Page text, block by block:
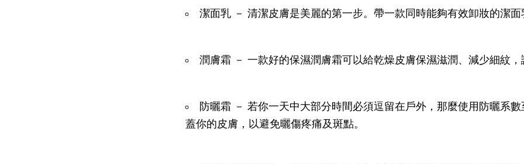
潔面乳 － 清潔皮膚是美麗的第一步。帶一款同時能夠有效卸妝的潔面
潤膚霜 － 一款好的保濕潤膚霜可以給乾燥皮膚保濕滋潤、減少細紋
防曬霜 － 若你一天中大部分時間必須逗留在戶外，那麼使用防曬系
蓋你的皮膚，以避免曬傷疼痛及斑點。